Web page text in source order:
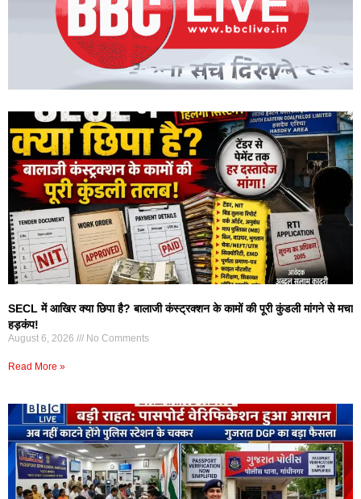
SECL में आखिर क्या छिपा है? बालाजी कंस्ट्रक्शन के कामों की पूरी कुंडली मांगने से मचा
हड़कंप!
August 6, 2026 No Comments
Read More »